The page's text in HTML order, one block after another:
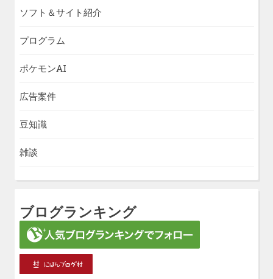
ソフト＆サイト紹介
プログラム
ポケモンAI
広告案件
豆知識
雑談
ブログランキング